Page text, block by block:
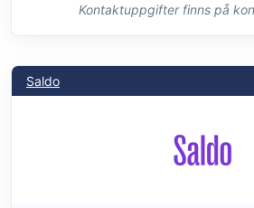
Kontaktuppgifter finns på
Saldo